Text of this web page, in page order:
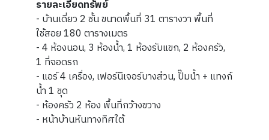
รายละเอียดทรัพย์
- บ้านเดี่ยว 2 ชั้น ขนาดพื้นที่ 31 ตารางวา พื้นที่
ใช้สอย 180 ตารางเมตร
- 4 ห้องนอน, 3 ห้องน้ำ, 1 ห้องรับแขก, 2 ห้องครัว,
1 ที่จอดรถ
- แอร์ 4 เครื่อง, เฟอร์นิเจอร์บางส่วน, ปั๊มน้ำ + แทงก์
น้ำ 1 ชุด
- ห้องครัว 2 ห้อง พื้นที่กว้างขวาง
- หน้าบ้านหันทางทิศใต้